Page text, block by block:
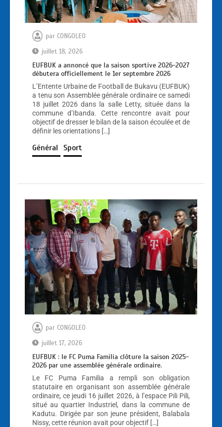
par CONGOLEO
juillet 18, 2026
EUFBUK a annoncé que la saison sportive 2026-2027
débutera officiellement le 1er septembre 2026
L’Entente Urbaine de Football de Bukavu (EUFBUK)
a tenu son Assemblée générale ordinaire ce samedi
18 juillet 2026 dans la salle Letty, située dans la
commune d’Ibanda. Cette rencontre avait pour
objectif de dresser le bilan de la saison écoulée et de
définir les orientations […]
Général Sport
par CONGOLEO
juillet 17, 2026
EUFBUK : le FC Puma Familia clôture la saison 2025-
2026 par une assemblée générale ordinaire.
Le FC Puma Familia a rempli son obligation
statutaire en organisant son assemblée générale
ordinaire, ce jeudi 16 juillet 2026, à l’espace Pili Pili,
situé au quartier Industriel, dans la commune de
Kadutu. Dirigée par son jeune président, Balabala
Nissy, cette réunion avait pour objectif […]